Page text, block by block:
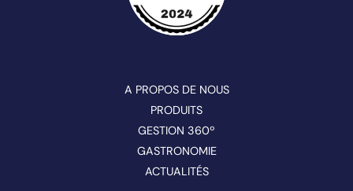
A PROPOS DE NOUS
PRODUITS
GESTION 360º
GASTRONOMIE
ACTUALITÉS